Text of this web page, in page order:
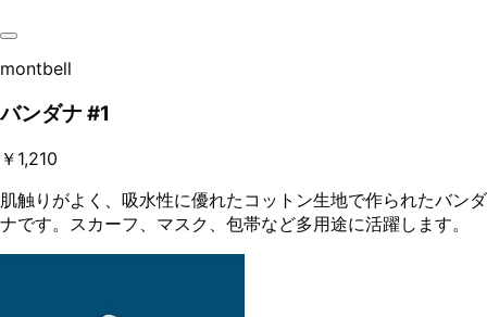
montbell
バンダナ #1
￥1,210
肌触りがよく、吸水性に優れたコットン生地で作られたバンダ
ナです。スカーフ、マスク、包帯など多用途に活躍します。